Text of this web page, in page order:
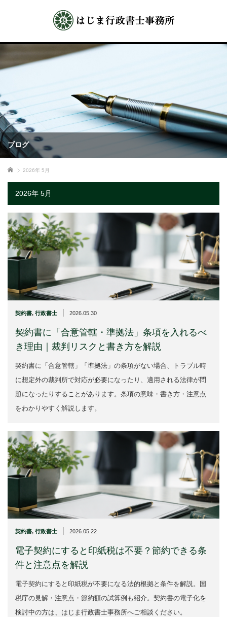
ブログ
ホーム 2026年 5月
2026年 5月
契約書, 行政書士 2026.05.30
契約書に「合意管轄・準拠法」条項を入れるべ
き理由｜裁判リスクと書き方を解説
契約書に「合意管轄」「準拠法」の条項がない場合、トラブル時
に想定外の裁判所で対応が必要になったり、適用される法律が問
題になったりすることがあります。条項の意味・書き方・注意点
をわかりやすく解説します。
契約書, 行政書士 2026.05.22
電子契約にすると印紙税は不要？節約できる条
件と注意点を解説
電子契約にすると印紙税が不要になる法的根拠と条件を解説。国
税庁の見解・注意点・節約額の試算例も紹介。契約書の電子化を
検討中の方は、はじま行政書士事務所へご相談ください。